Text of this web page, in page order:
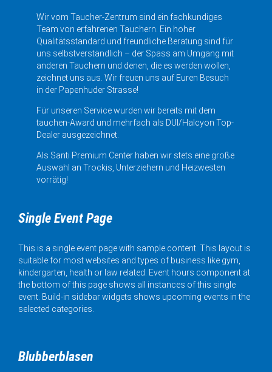
Wir vom Taucher-Zentrum sind ein fachkundiges
Team von erfahrenen Tauchern. Ein hoher
Qualitätsstandard und freundliche Beratung sind für
uns selbstverständlich – der Spass am Umgang mit
anderen Tauchern und denen, die es werden wollen,
zeichnet uns aus. Wir freuen uns auf Euren Besuch
in der Papenhuder Strasse!
Für unseren Service wurden wir bereits mit dem
tauchen-Award und mehrfach als DUI/Halcyon Top-
Dealer ausgezeichnet.
Als Santi Premium Center haben wir stets eine große
Auswahl an Trockis, Unterziehern und Heizwesten
vorrätig!
Single Event Page
This is a single event page with sample content. This layout is
suitable for most websites and types of business like gym,
kindergarten, health or law related. Event hours component at
the bottom of this page shows all instances of this single
event. Build-in sidebar widgets shows upcoming events in the
selected categories.
Blubberblasen